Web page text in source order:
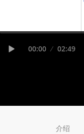
Seek
Current
00:00 Duration
02:49
Volume
介绍